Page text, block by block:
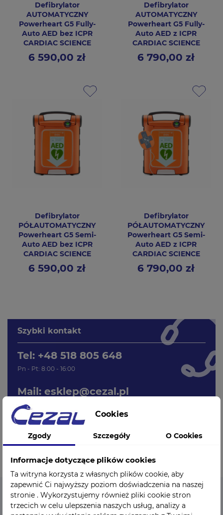
Szybki kontakt
Tel: +48 518 805 648
Pn - Pt: 8:00 - 16:00
Mail: esklep@cezal.pl
Defibrylator
AUTOMATYCZNY
Powerheart G5 Fully-
Auto AED bez ICPR
CARDIAC SCIENCE
Cena6 590,00 zł
Defibrylator
AUTOMATYCZNY
Powerheart G5 Fully-
Auto AED z ICPR
CARDIAC SCIENCE
Cena
6 790,00 zł
Defibrylator
PÓŁAUTOMATYCZNY
Powerheart G5 Semi-
Auto AED bez ICPR
CARDIAC SCIENCE
Cena6 590,00 zł
Defibrylator
PÓŁAUTOMATYCZNY
Powerheart G5 Semi-
Auto AED z ICPR
CARDIAC SCIENCE
Cena
6 790,00 zł
Cookies
Zgody Szczegóły O Cookies
Informacje dotyczące plików cookies
Ta witryna korzysta z własnych plików cookie, aby
zapewnić Ci najwyższy poziom doświadczenia na naszej
stronie . Wykorzystujemy również pliki cookie stron
trzecich w celu ulepszenia naszych usług, analizy a